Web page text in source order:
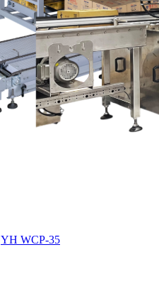
YH WCP-35